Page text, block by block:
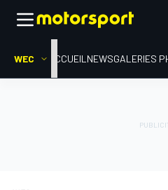
WEC ACCUEIL NEWSGALERIES